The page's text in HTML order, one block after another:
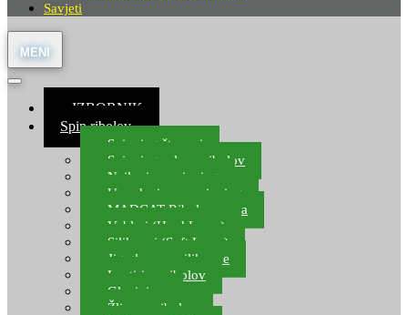
Savjeti
≡ IZBORNIK
Spin ribolov
Spinning štapovi
Spinning role za ribolov
Najloni za spinning
Upredenice za spinning
MADCAT Ribolov soma
Vobleri (Hard Lures)
Silikonci (Soft Lures)
Jig glave za silikonce
Leptiri za ribolov
Glavinjare
Žlice za ribolov